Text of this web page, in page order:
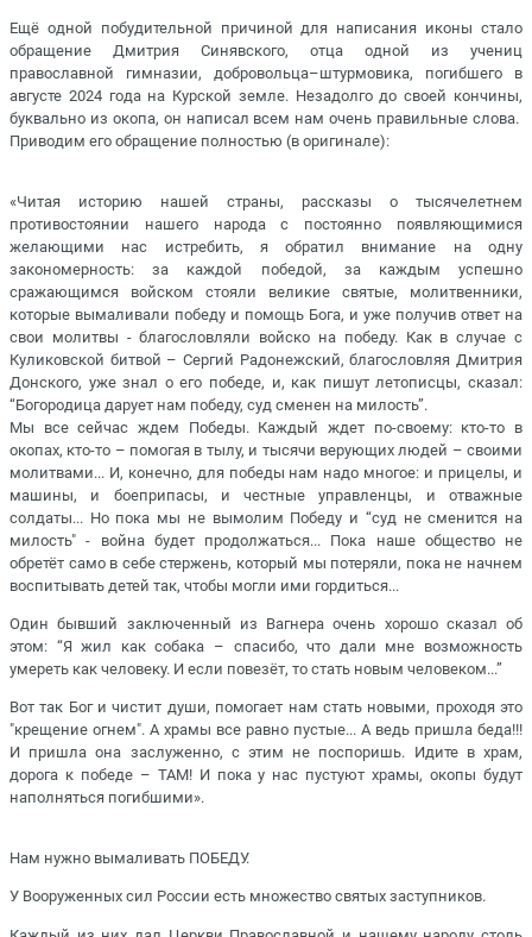
Ещё одной побудительной причиной для написания иконы стало
обращение Дмитрия Синявского, отца одной из учениц
православной гимназии, добровольца–штурмовика, погибшего в
августе 2024 года на Курской земле. Незадолго до своей кончины,
буквально из окопа, он написал всем нам очень правильные слова.
Приводим его обращение полностью (в оригинале):
«Читая историю нашей страны, рассказы о тысячелетнем
противостоянии нашего народа с постоянно появляющимися
желающими нас истребить, я обратил внимание на одну
закономерность: за каждой победой, за каждым успешно
сражающимся войском стояли великие святые, молитвенники,
которые вымаливали победу и помощь Бога, и уже получив ответ на
свои молитвы - благословляли войско на победу. Как в случае с
Куликовской битвой – Сергий Радонежский, благословляя Дмитрия
Донского, уже знал о его победе, и, как пишут летописцы, сказал:
“Богородица дарует нам победу, суд сменен на милость”.
Мы все сейчас ждем Победы. Каждый ждет по-своему: кто-то в
окопах, кто-то – помогая в тылу, и тысячи верующих людей – своими
молитвами... И, конечно, для победы нам надо многое: и прицелы, и
машины, и боеприпасы, и честные управленцы, и отважные
солдаты... Но пока мы не вымолим Победу и “суд не сменится на
милость" - война будет продолжаться... Пока наше общество не
обретёт само в себе стержень, который мы потеряли, пока не начнем
воспитывать детей так, чтобы могли ими гордиться...
Один бывший заключенный из Вагнера очень хорошо сказал об
этом: “Я жил как собака – спасибо, что дали мне возможность
умереть как человеку. И если повезёт, то стать новым человеком...”
Вот так Бог и чистит души, помогает нам стать новыми, проходя это
"крещение огнем". А храмы все равно пустые... А ведь пришла беда!!!
И пришла она заслуженно, с этим не поспоришь. Идите в храм,
дорога к победе – ТАМ! И пока у нас пустуют храмы, окопы будут
наполняться погибшими».
Нам нужно вымаливать ПОБЕДУ.
У Вооруженных сил России есть множество святых заступников.